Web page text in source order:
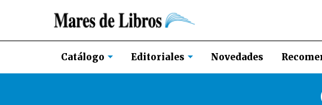
Catálogo Editoriales Novedades